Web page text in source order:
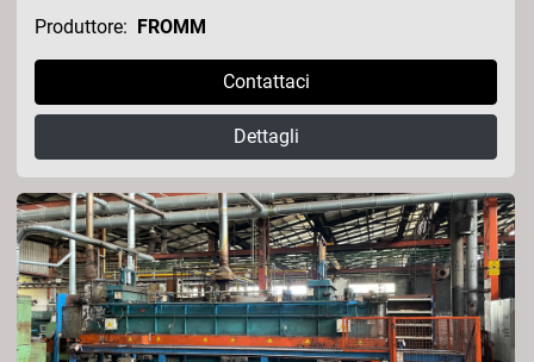
Produttore: FROMM
Contattaci
Dettagli